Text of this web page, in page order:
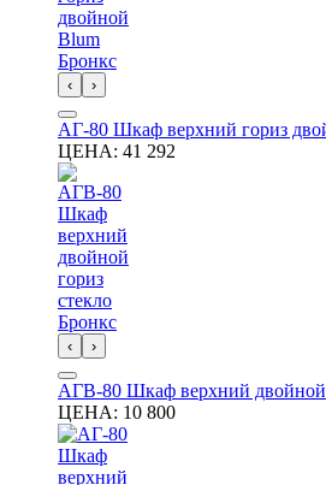
‹ ›
АГ-80 Шкаф верхний гориз
ЦЕНА: 41 292
‹ ›
АГВ-80 Шкаф верхний двойной
ЦЕНА: 10 800